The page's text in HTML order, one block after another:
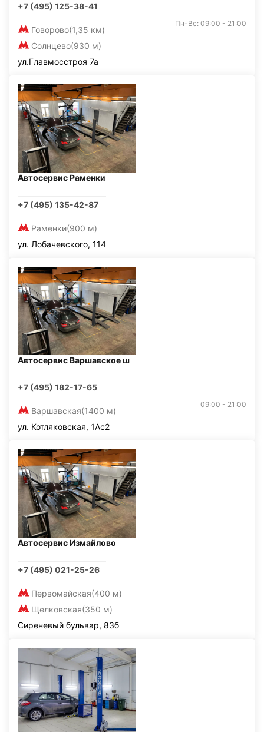
+7 (495) 125-38-41
Говорово(1,35 км)
Солнцево(930 м)
Пн-Вс: 09:00 - 21:00
ул.Главмосстроя 7а
Автосервис Раменки
+7 (495) 135-42-87
Раменки(900 м)
ул. Лобачевского, 114
Автосервис Варшавское ш
+7 (495) 182-17-65
Варшавская(1400 м)
09:00 - 21:00
ул. Котляковская, 1Ас2
Автосервис Измайлово
+7 (495) 021-25-26
Первомайская(400 м)
Щелковская(350 м)
Сиреневый бульвар, 83б